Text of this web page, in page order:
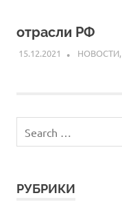
отрасли РФ
15.12.2021 ARPP
НОВОСТИ,
РУБРИКИ